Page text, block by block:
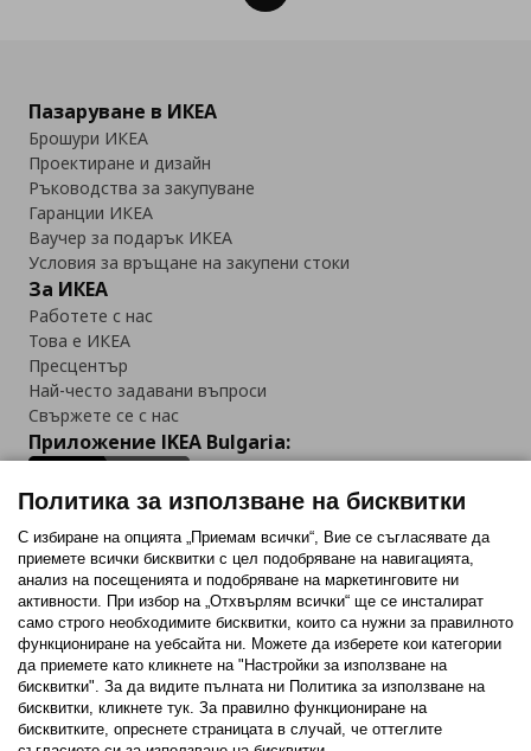
Пазаруване в ИКЕА
Брошури ИКЕА
Проектиране и дизайн
Ръководства за закупуване
Гаранции ИКЕА
Ваучер за подарък ИКЕА
Условия за връщане на закупени стоки
За ИКЕА
Работете с нас
Това е ИКЕА
Пресцентър
Най-често задавани въпроси
Свържете се с нас
Приложение IKEA Bulgaria:
Последвайте ни:
FacebookTwitterYoutubePinterestInstagram
Политика за използване на бисквитки
С избиране на опцията „Приемам всички“, Вие се съгласявате да
приемете всички бисквитки с цел подобряване на навигацията,
анализ на посещенията и подобряване на маркетинговите ни
активности. При избор на „Отхвърлям всички“ ще се инсталират
само строго необходимитe бисквитки, които са нужни за правилното
функциониране на уебсайта ни. Можете да изберете кои категории
да приемете като кликнете на "Настройки за използване на
бисквитки". За да видите пълната ни Политика за използване на
бисквитки, кликнете тук. За правилно функциониране на
бисквитките, опреснете страницата в случай, че оттеглите